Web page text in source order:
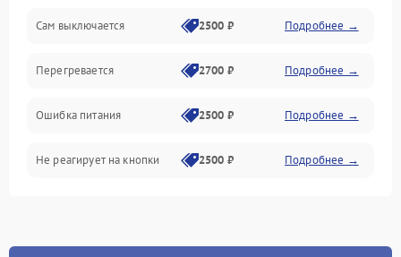
Сам выключается 2500 ₽ Подробнее →
Перегревается 2700 ₽ Подробнее →
Ошибка питания 2500 ₽ Подробнее →
Не реагирует на кнопки 2500 ₽ Подробнее →